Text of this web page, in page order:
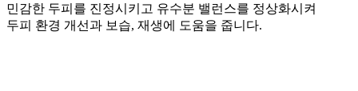
민감한 두피를 진정시키고 유수분 밸런스를 정상화시켜
두피 환경 개선과 보습, 재생에 도움을 줍니다.